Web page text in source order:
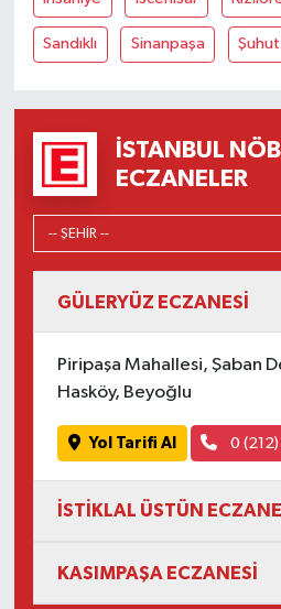
Sandıklı Sinanpaşa Şuhut
İSTANBUL
ECZANELER
GÜLERYÜZ ECZANESİ
Piripaşa Mahallesi, Şaban
Hasköy, Beyoğlu
Yol Tarifi Al 0
İSTİKLAL ÜSTÜN
KASIMPAŞA ECZANESİ